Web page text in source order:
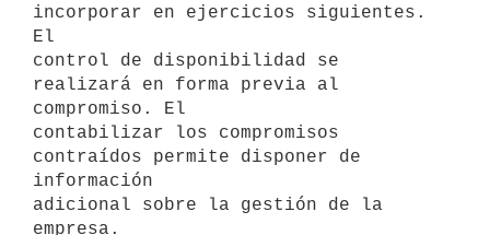
incorporar en ejercicios siguientes.
El
control de disponibilidad se
realizará en forma previa al
compromiso. El
contabilizar los compromisos
contraídos permite disponer de
información
adicional sobre la gestión de la